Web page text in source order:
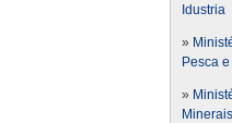
Idustria
»
Pesca
»
Minerais